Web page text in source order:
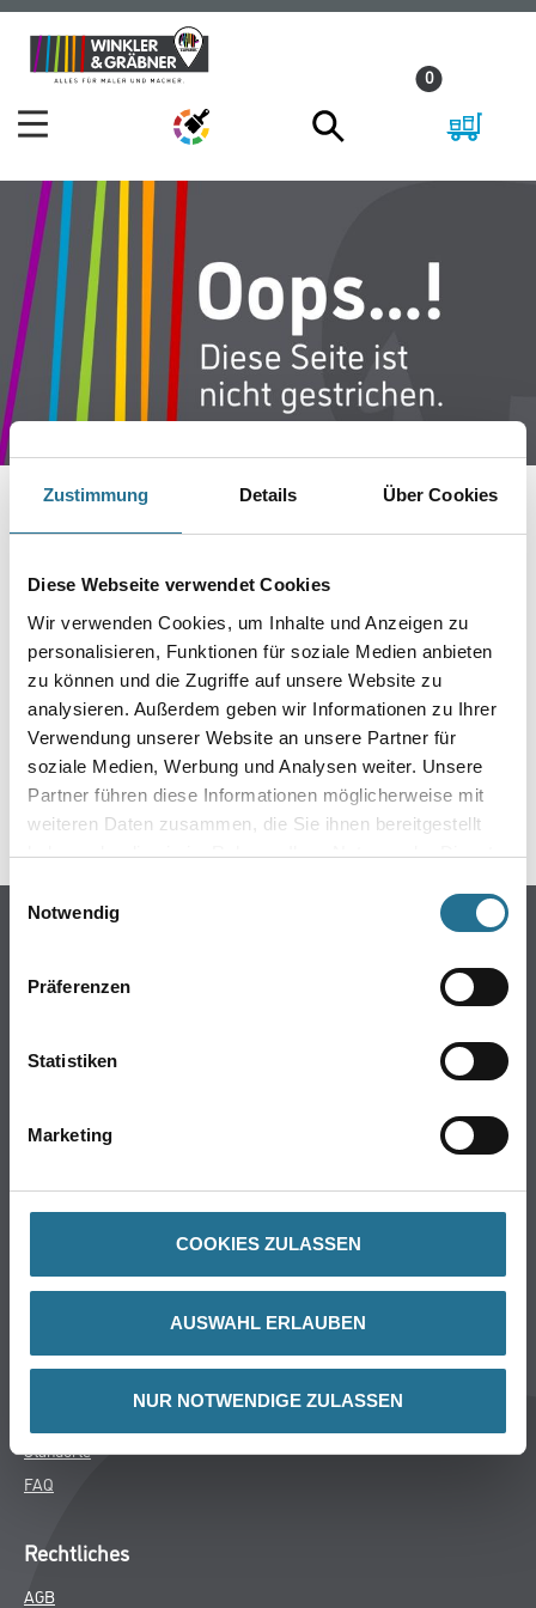
Zustimmung Details Über Cookies
Diese Webseite verwendet Cookies
Wir verwenden Cookies, um Inhalte und Anzeigen zu
personalisieren, Funktionen für soziale Medien anbieten
zu können und die Zugriffe auf unsere Website zu
analysieren. Außerdem geben wir Informationen zu Ihrer
Verwendung unserer Website an unsere Partner für
soziale Medien, Werbung und Analysen weiter. Unsere
Partner führen diese Informationen möglicherweise mit
weiteren Daten zusammen, die Sie ihnen bereitgestellt
haben oder die sie im Rahmen Ihrer Nutzung der Dienste
Einwilligungsauswahl
Notwendig
Präferenzen
Statistiken
Marketing
COOKIES ZULASSEN
AUSWAHL ERLAUBEN
NUR NOTWENDIGE ZULASSEN
Zum
Inhalt
Zum
Navigationsmenü
0
IST AUFGETRETEN
Keine Sorge, wir pinseln schon an der Lösung und
werden das Problem so schnell wie möglich beheben.
Erkunden Sie in der Zwischenzeit unseren Online-Shop
und lassen Sie sich inspirieren.
ZURÜCK ZUM ONLINE-SHOP
Online-Shop
Putze- und Spachtelmassen
Wand- & Deckenbeläge
Winkler & Gräbner
Services
Standorte
FAQ
Rechtliches
AGB